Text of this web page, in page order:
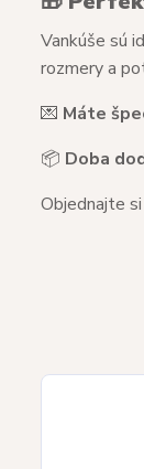
Vankúše sú
rozmery a
💌 Máte
📦 Doba
Objednajte